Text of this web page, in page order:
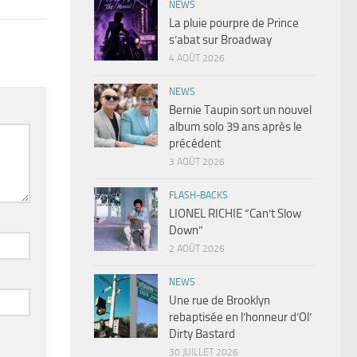
NEWS
La pluie pourpre de Prince
s’abat sur Broadway
4 AOÛT 2026
NEWS
Bernie Taupin sort un nouvel
album solo 39 ans après le
précédent
3 AOÛT 2026
FLASH-BACKS
LIONEL RICHIE “Can’t Slow
Down”
2 AOÛT 2026
NEWS
Une rue de Brooklyn
rebaptisée en l’honneur d’Ol’
Dirty Bastard
30 JUILLET 2026